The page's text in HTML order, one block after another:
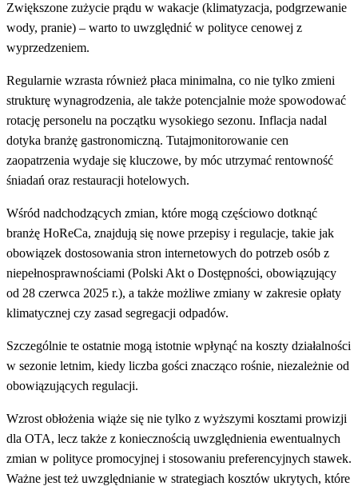
Zwiększone zużycie prądu w wakacje (klimatyzacja, podgrzewanie
wody, pranie) – warto to uwzględnić w polityce cenowej z
wyprzedzeniem.
Regularnie wzrasta również płaca minimalna, co nie tylko zmieni
strukturę wynagrodzenia, ale także potencjalnie może spowodować
rotację personelu na początku wysokiego sezonu. Inflacja nadal
dotyka branżę gastronomiczną. Tutajmonitorowanie cen
zaopatrzenia wydaje się kluczowe, by móc utrzymać rentowność
śniadań oraz restauracji hotelowych.
Wśród nadchodzących zmian, które mogą częściowo dotknąć
branżę HoReCa, znajdują się nowe przepisy i regulacje, takie jak
obowiązek dostosowania stron internetowych do potrzeb osób z
niepełnosprawnościami (Polski Akt o Dostępności, obowiązujący
od 28 czerwca 2025 r.), a także możliwe zmiany w zakresie opłaty
klimatycznej czy zasad segregacji odpadów.
Szczególnie te ostatnie mogą istotnie wpłynąć na koszty działalności
w sezonie letnim, kiedy liczba gości znacząco rośnie, niezależnie od
obowiązujących regulacji.
Wzrost obłożenia wiąże się nie tylko z wyższymi kosztami prowizji
dla OTA, lecz także z koniecznością uwzględnienia ewentualnych
zmian w polityce promocyjnej i stosowaniu preferencyjnych stawek.
Ważne jest też uwzględnianie w strategiach kosztów ukrytych, które